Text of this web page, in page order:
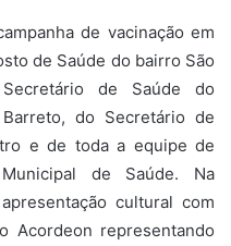
de vacinação em
de Saúde do bairro São
de Saúde do
do Secretário de
e de toda a equipe de
de Saúde. Na
cultural com
Acordeon representando